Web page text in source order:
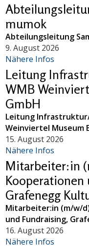
mumok
Abteilungsleitung
9. August 2026
Nähere Infos
Leitung
WMB
GmbH
Leitung
Weinviertel Museum
15. August 2026
Nähere Infos
Mitarbeiter:in
Kooperationen
Grafenegg
Mitarbeiter:in (m/w/
und Fundraising,
16. August 2026
Nähere Infos